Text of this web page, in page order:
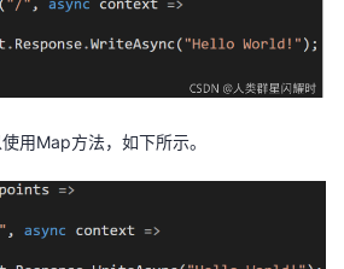
用Map方法，如下所示。